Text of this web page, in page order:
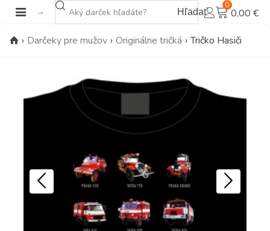
Hľadať
0
0,00 €
› Darčeky pre mužov › Originálne tričká › Tričko Hasiči